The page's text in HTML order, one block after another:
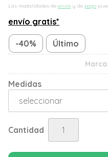
Las modalidades de envío y de pago
envío gratis*
-40% Último
Marca:
Medidas
Cantidad